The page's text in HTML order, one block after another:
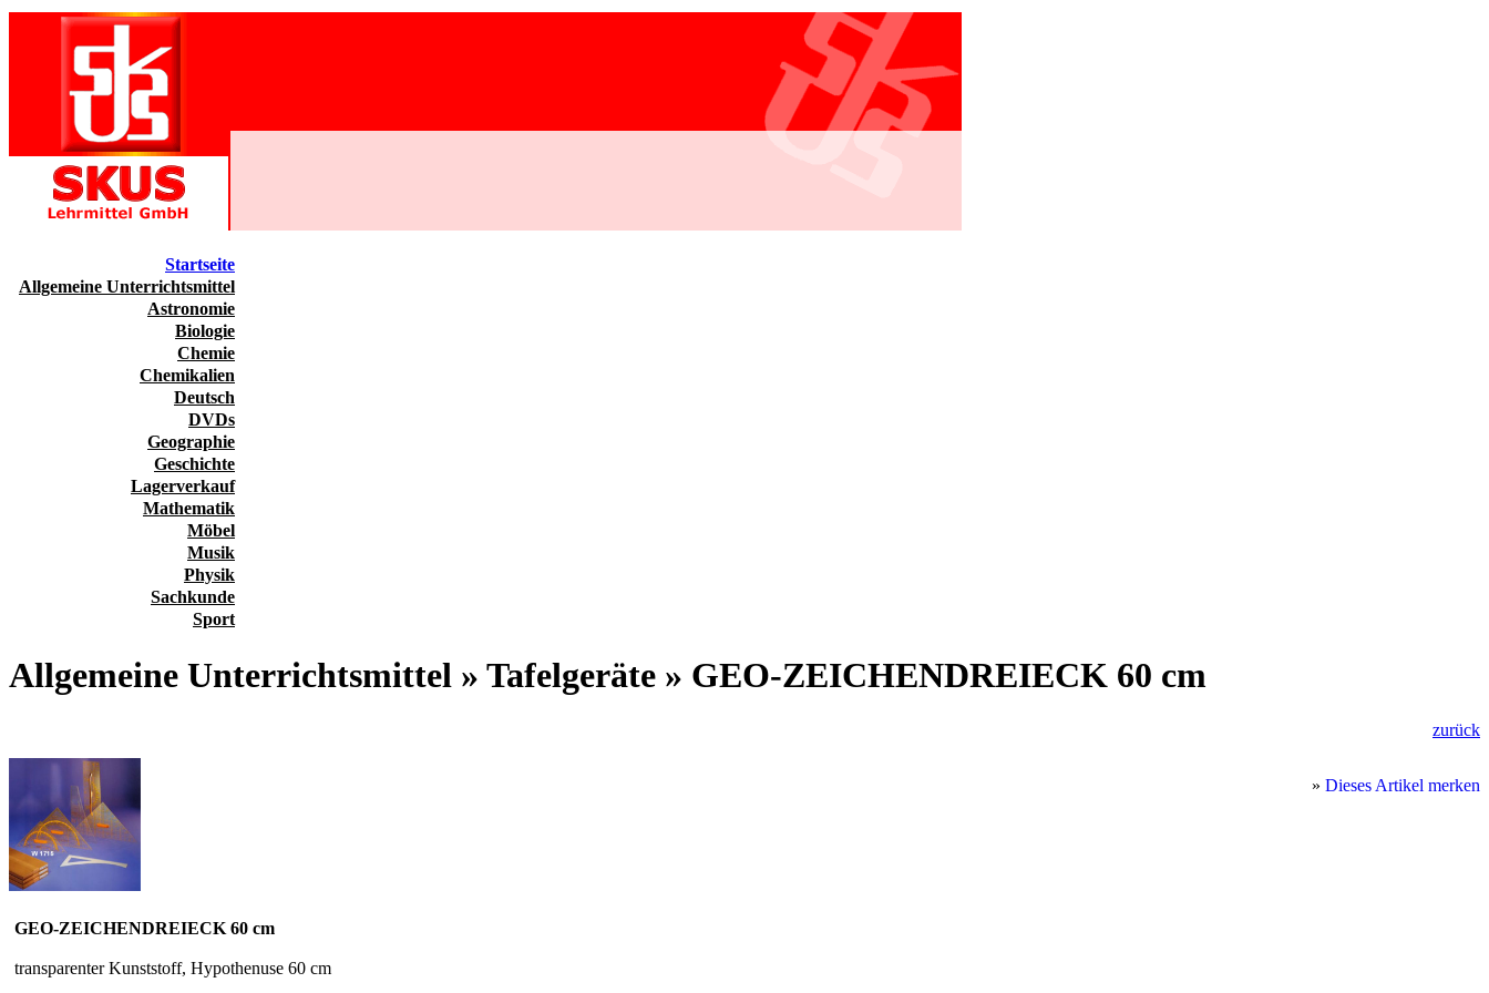
Startseite
Allgemeine Unterrichtsmittel
Astronomie
Biologie
Chemie
Chemikalien
Deutsch
DVDs
Geographie
Geschichte
Lagerverkauf
Mathematik
Möbel
Musik
Physik
Sachkunde
Sport
Allgemeine Unterrichtsmittel » Tafelgeräte » GEO-ZEICHENDREIECK 60 cm
zurück
» Dieses Artikel merken
GEO-ZEICHENDREIECK 60 cm
transparenter Kunststoff, Hypothenuse 60 cm